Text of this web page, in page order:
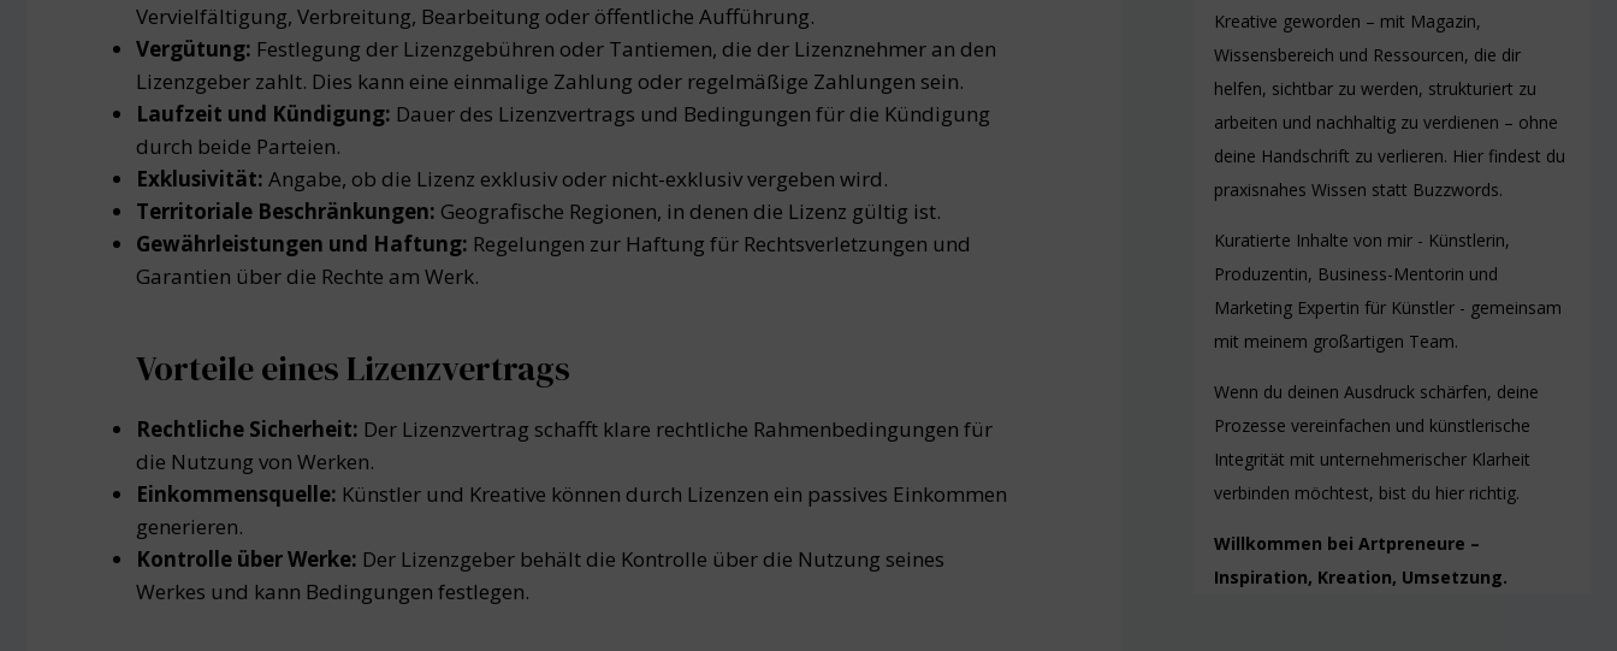
Vervielfältigung, Verbreitung, Bearbeitung oder öffentliche Aufführung.
Vergütung: Festlegung der Lizenzgebühren oder Tantiemen, die der Lizenznehmer an den
Lizenzgeber zahlt. Dies kann eine einmalige Zahlung oder regelmäßige Zahlungen sein.
Laufzeit und Kündigung: Dauer des Lizenzvertrags und Bedingungen für die Kündigung
durch beide Parteien.
Exklusivität: Angabe, ob die Lizenz exklusiv oder nicht-exklusiv vergeben wird.
Territoriale Beschränkungen: Geografische Regionen, in denen die Lizenz gültig ist.
Gewährleistungen und Haftung: Regelungen zur Haftung für Rechtsverletzungen und
Garantien über die Rechte am Werk.
Vorteile eines Lizenzvertrags
Rechtliche Sicherheit: Der Lizenzvertrag schafft klare rechtliche Rahmenbedingungen für
die Nutzung von Werken.
Einkommensquelle: Künstler und Kreative können durch Lizenzen ein passives Einkommen
generieren.
Kontrolle über Werke: Der Lizenzgeber behält die Kontrolle über die Nutzung seines
Werkes und kann Bedingungen festlegen.
Kreative geworden – mit Magazin,
Wissensbereich und Ressourcen, die dir
helfen, sichtbar zu werden, strukturiert zu
arbeiten und nachhaltig zu verdienen – ohne
deine Handschrift zu verlieren. Hier findest du
praxisnahes Wissen statt Buzzwords.
Kuratierte Inhalte von mir - Künstlerin,
Produzentin, Business-Mentorin und
Marketing Expertin für Künstler - gemeinsam
mit meinem großartigen Team.
Wenn du deinen Ausdruck schärfen, deine
Prozesse vereinfachen und künstlerische
Integrität mit unternehmerischer Klarheit
verbinden möchtest, bist du hier richtig.
Willkommen bei Artpreneure –
Inspiration, Kreation, Umsetzung.